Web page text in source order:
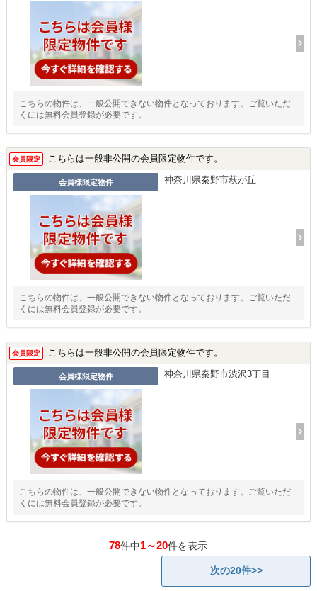
こちらの物件は、一般公開できない物件となっております。ご覧いただ
くには無料会員登録が必要です。
会員限定 こちらは一般非公開の会員限定物件です。
会員様限定物件 神奈川県秦野市萩が丘
こちらの物件は、一般公開できない物件となっております。ご覧いただ
くには無料会員登録が必要です。
会員限定 こちらは一般非公開の会員限定物件です。
会員様限定物件 神奈川県秦野市渋沢3丁目
こちらの物件は、一般公開できない物件となっております。ご覧いただ
くには無料会員登録が必要です。
78件中1～20件を表示
次の20件>>